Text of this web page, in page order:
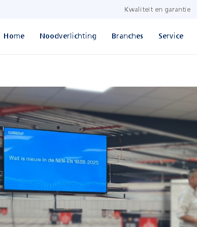
Kwaliteit en garantie
Home Noodverlichting Branches Service